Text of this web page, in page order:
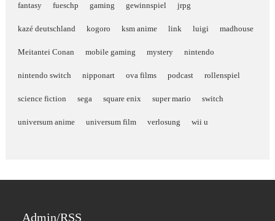
fantasy fueschp gaming gewinnspiel jrpg
kazé deutschland kogoro ksm anime link luigi madhouse
Meitantei Conan mobile gaming mystery nintendo
nintendo switch nipponart ova films podcast rollenspiel
science fiction sega square enix super mario switch
universum anime universum film verlosung wii u
Admin/RSS